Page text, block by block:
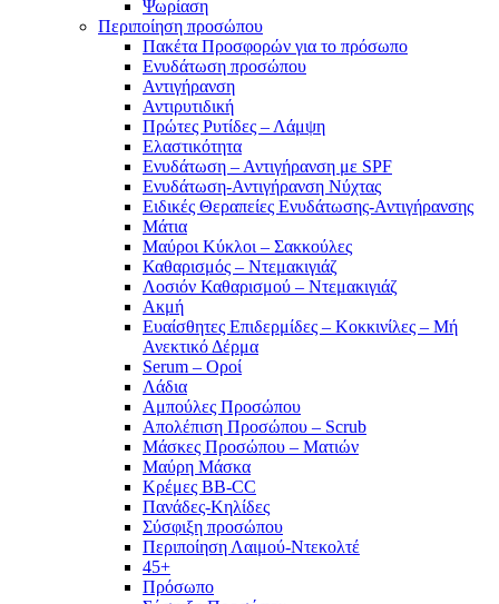
Ψωρίαση
Περιποίηση προσώπου
Πακέτα Προσφορών για το πρόσωπο
Ενυδάτωση προσώπου
Αντιγήρανση
Αντιρυτιδική
Πρώτες Ρυτίδες – Λάμψη
Ελαστικότητα
Ενυδάτωση – Αντιγήρανση με SPF
Ενυδάτωση-Αντιγήρανση Νύχτας
Ειδικές Θεραπείες Ενυδάτωσης-Αντιγήρανσης
Μάτια
Μαύροι Κύκλοι – Σακκούλες
Καθαρισμός – Ντεμακιγιάζ
Λοσιόν Καθαρισμού – Ντεμακιγιάζ
Ακμή
Ευαίσθητες Επιδερμίδες – Κοκκινίλες – Μή
Ανεκτικό Δέρμα
Serum – Οροί
Λάδια
Αμπούλες Προσώπου
Απολέπιση Προσώπου – Scrub
Μάσκες Προσώπου – Ματιών
Μαύρη Μάσκα
Κρέμες BB-CC
Πανάδες-Κηλίδες
Σύσφιξη προσώπου
Περιποίηση Λαιμού-Ντεκολτέ
45+
Πρόσωπο